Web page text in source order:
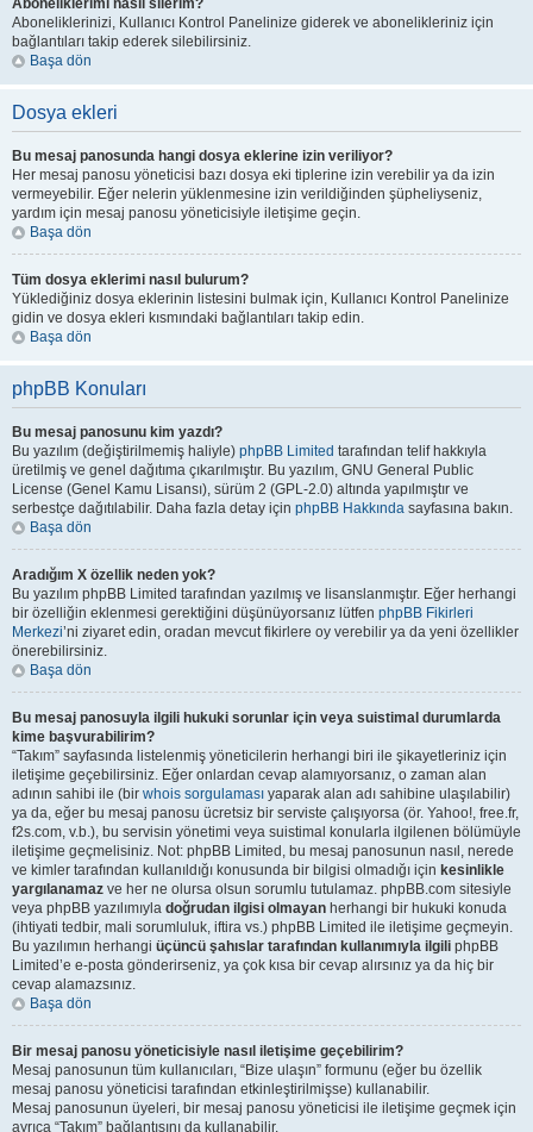
Aboneliklerimi nasıl silerim?
Aboneliklerinizi, Kullanıcı Kontrol Panelinize giderek ve abonelikleriniz için
bağlantıları takip ederek silebilirsiniz.
Başa dön
Dosya ekleri
Bu mesaj panosunda hangi dosya eklerine izin veriliyor?
Her mesaj panosu yöneticisi bazı dosya eki tiplerine izin verebilir ya da izin
vermeyebilir. Eğer nelerin yüklenmesine izin verildiğinden şüpheliyseniz,
yardım için mesaj panosu yöneticisiyle iletişime geçin.
Başa dön
Tüm dosya eklerimi nasıl bulurum?
Yüklediğiniz dosya eklerinin listesini bulmak için, Kullanıcı Kontrol Panelinize
gidin ve dosya ekleri kısmındaki bağlantıları takip edin.
Başa dön
phpBB Konuları
Bu mesaj panosunu kim yazdı?
Bu yazılım (değiştirilmemiş haliyle) phpBB Limited tarafından telif hakkıyla
üretilmiş ve genel dağıtıma çıkarılmıştır. Bu yazılım, GNU General Public
License (Genel Kamu Lisansı), sürüm 2 (GPL-2.0) altında yapılmıştır ve
serbestçe dağıtılabilir. Daha fazla detay için phpBB Hakkında sayfasına bakın.
Başa dön
Aradığım X özellik neden yok?
Bu yazılım phpBB Limited tarafından yazılmış ve lisanslanmıştır. Eğer herhangi
bir özelliğin eklenmesi gerektiğini düşünüyorsanız lütfen phpBB Fikirleri
Merkezi’ni ziyaret edin, oradan mevcut fikirlere oy verebilir ya da yeni özellikler
önerebilirsiniz.
Başa dön
Bu mesaj panosuyla ilgili hukuki sorunlar için veya suistimal durumlarda
kime başvurabilirim?
“Takım” sayfasında listelenmiş yöneticilerin herhangi biri ile şikayetleriniz için
iletişime geçebilirsiniz. Eğer onlardan cevap alamıyorsanız, o zaman alan
adının sahibi ile (bir whois sorgulaması yaparak alan adı sahibine ulaşılabilir)
ya da, eğer bu mesaj panosu ücretsiz bir serviste çalışıyorsa (ör. Yahoo!, free.fr,
f2s.com, v.b.), bu servisin yönetimi veya suistimal konularla ilgilenen bölümüyle
iletişime geçmelisiniz. Not: phpBB Limited, bu mesaj panosunun nasıl, nerede
ve kimler tarafından kullanıldığı konusunda bir bilgisi olmadığı için kesinlikle
yargılanamaz ve her ne olursa olsun sorumlu tutulamaz. phpBB.com sitesiyle
veya phpBB yazılımıyla doğrudan ilgisi olmayan herhangi bir hukuki konuda
(ihtiyati tedbir, mali sorumluluk, iftira vs.) phpBB Limited ile iletişime geçmeyin.
Bu yazılımın herhangi üçüncü şahıslar tarafından kullanımıyla ilgili phpBB
Limited’e e-posta gönderirseniz, ya çok kısa bir cevap alırsınız ya da hiç bir
cevap alamazsınız.
Başa dön
Bir mesaj panosu yöneticisiyle nasıl iletişime geçebilirim?
Mesaj panosunun tüm kullanıcıları, “Bize ulaşın” formunu (eğer bu özellik
mesaj panosu yöneticisi tarafından etkinleştirilmişse) kullanabilir.
Mesaj panosunun üyeleri, bir mesaj panosu yöneticisi ile iletişime geçmek için
ayrıca “Takım” bağlantısını da kullanabilir.